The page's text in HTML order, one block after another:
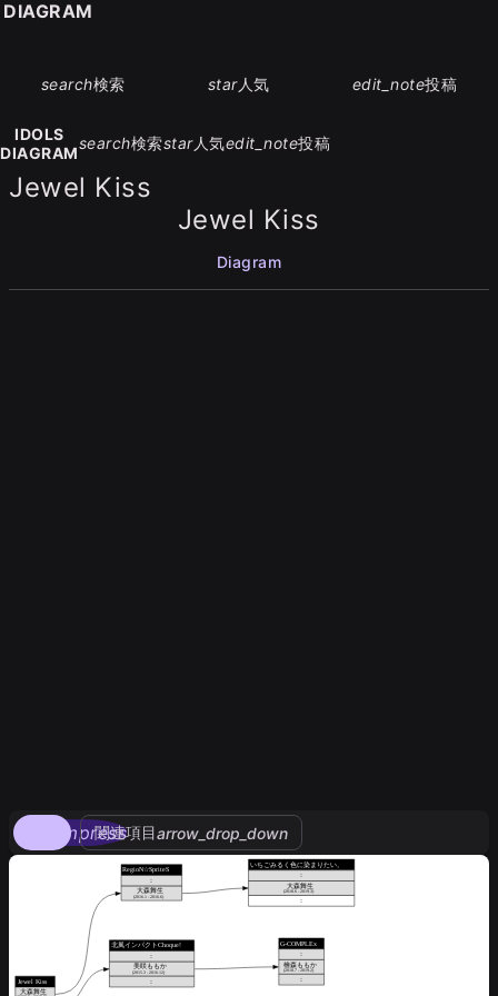
search検索 star人気 edit_note投稿
IDOLS
DIAGRAM
search検索star人気edit_note投稿
Jewel Kiss
Jewel Kiss
Diagram
compress
関連項目arrow_drop_down